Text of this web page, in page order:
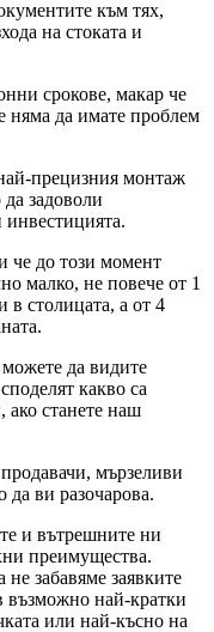
към тях,
на стоката и
срокове, макар че
няма да имате проблем
прецизния монтаж
задоволи
че до този момент
малко, не повече от 1
столицата, а от 4
да видите
какво са
ако станете наш
мързеливи
ви разочарова.
и вътрешните ни
преимущества.
забавяме заявките
възможно най-кратки
или най-късно на